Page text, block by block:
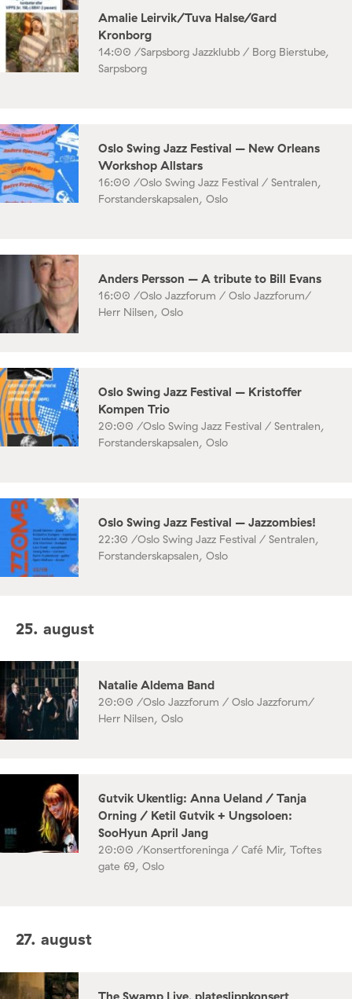
Amalie Leirvik/Tuva Halse/Gard
Kronborg
14:00 /Sarpsborg Jazzklubb / Borg Bierstube,
Sarpsborg
Oslo Swing Jazz Festival – New Orleans
Workshop Allstars
16:00 /Oslo Swing Jazz Festival / Sentralen,
Forstanderskapsalen, Oslo
Anders Persson – A tribute to Bill Evans
16:00 /Oslo Jazzforum / Oslo Jazzforum/
Herr Nilsen, Oslo
Oslo Swing Jazz Festival – Kristoffer
Kompen Trio
20:00 /Oslo Swing Jazz Festival / Sentralen,
Forstanderskapsalen, Oslo
Oslo Swing Jazz Festival – Jazzombies!
22:30 /Oslo Swing Jazz Festival / Sentralen,
Forstanderskapsalen, Oslo
25. august
Natalie Aldema Band
20:00 /Oslo Jazzforum / Oslo Jazzforum/
Herr Nilsen, Oslo
Gutvik Ukentlig: Anna Ueland / Tanja
Orning / Ketil Gutvik + Ungsoloen:
SooHyun April Jang
20:00 /Konsertforeninga / Café Mir, Toftes
gate 69, Oslo
27. august
The Swamp Live, plateslippkonsert